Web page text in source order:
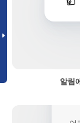
알림